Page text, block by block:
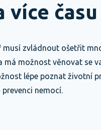
více času
musí zvládnout ošetřit
má možnost věnovat se
lépe poznat životní
nemocí.